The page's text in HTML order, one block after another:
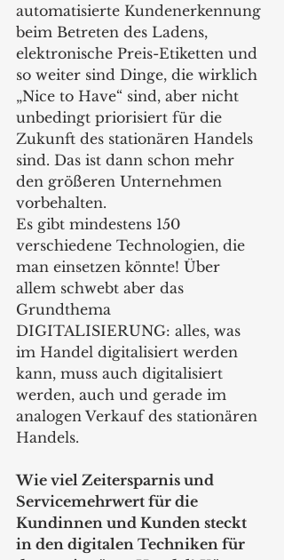
automatisierte Kundenerkennung
beim Betreten des Ladens,
elektronische Preis-Etiketten und
so weiter sind Dinge, die wirklich
„Nice to Have“ sind, aber nicht
unbedingt priorisiert für die
Zukunft des stationären Handels
sind. Das ist dann schon mehr
den größeren Unternehmen
vorbehalten.
Es gibt mindestens 150
verschiedene Technologien, die
man einsetzen könnte! Über
allem schwebt aber das
Grundthema
DIGITALISIERUNG: alles, was
im Handel digitalisiert werden
kann, muss auch digitalisiert
werden, auch und gerade im
analogen Verkauf des stationären
Handels.
Wie viel Zeitersparnis und
Servicemehrwert für die
Kundinnen und Kunden steckt
in den digitalen Techniken für